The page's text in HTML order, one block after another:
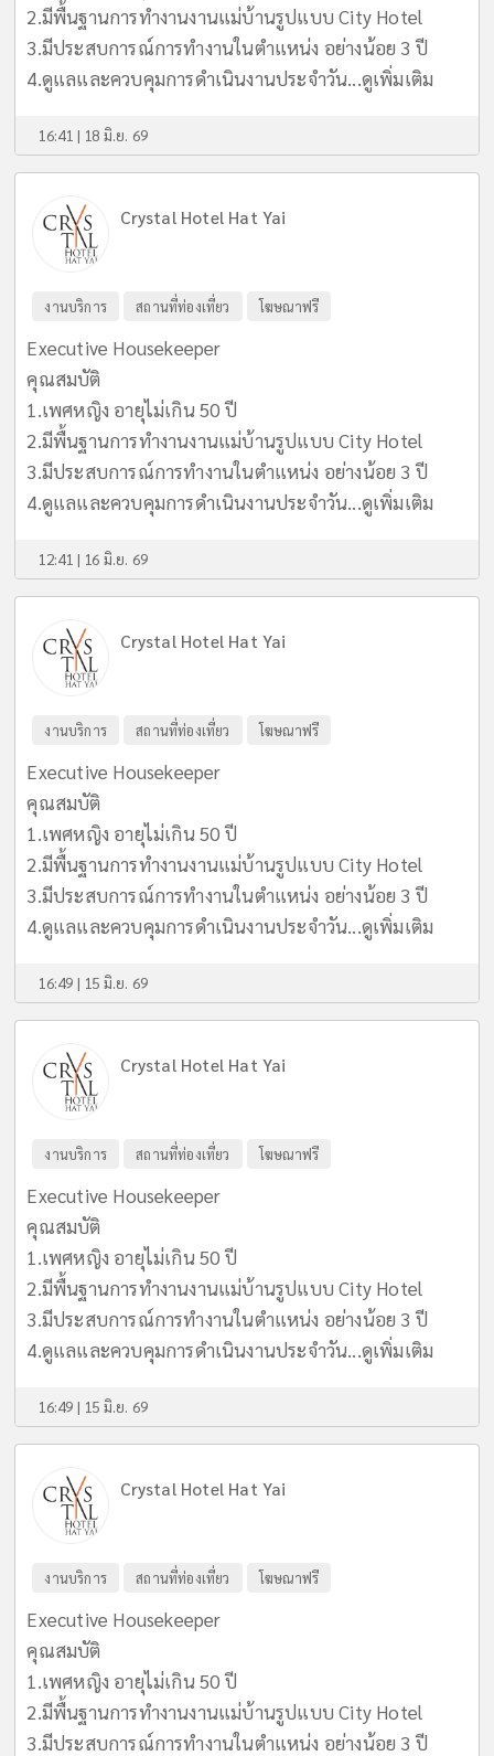
2.มีพื้นฐานการทำงานงานแม่บ้านรูปแบบ City Hotel
3.มีประสบการณ์การทำงานในตำแหน่ง อย่างน้อย 3 ปี
4.ดูแลและควบคุมการดำเนินงานประจำวัน...ดูเพิ่มเติม
16:41 | 18 มิ.ย. 69
Crystal Hotel Hat Yai
งานบริการ สถานที่ท่องเที่ยว โฆษณาฟรี
Executive Housekeeper
คุณสมบัติ
1.เพศหญิง อายุไม่เกิน 50 ปี
2.มีพื้นฐานการทำงานงานแม่บ้านรูปแบบ City Hotel
3.มีประสบการณ์การทำงานในตำแหน่ง อย่างน้อย 3 ปี
4.ดูแลและควบคุมการดำเนินงานประจำวัน...ดูเพิ่มเติม
12:41 | 16 มิ.ย. 69
Crystal Hotel Hat Yai
งานบริการ สถานที่ท่องเที่ยว โฆษณาฟรี
Executive Housekeeper
คุณสมบัติ
1.เพศหญิง อายุไม่เกิน 50 ปี
2.มีพื้นฐานการทำงานงานแม่บ้านรูปแบบ City Hotel
3.มีประสบการณ์การทำงานในตำแหน่ง อย่างน้อย 3 ปี
4.ดูแลและควบคุมการดำเนินงานประจำวัน...ดูเพิ่มเติม
16:49 | 15 มิ.ย. 69
Crystal Hotel Hat Yai
งานบริการ สถานที่ท่องเที่ยว โฆษณาฟรี
Executive Housekeeper
คุณสมบัติ
1.เพศหญิง อายุไม่เกิน 50 ปี
2.มีพื้นฐานการทำงานงานแม่บ้านรูปแบบ City Hotel
3.มีประสบการณ์การทำงานในตำแหน่ง อย่างน้อย 3 ปี
4.ดูแลและควบคุมการดำเนินงานประจำวัน...ดูเพิ่มเติม
16:49 | 15 มิ.ย. 69
Crystal Hotel Hat Yai
งานบริการ สถานที่ท่องเที่ยว โฆษณาฟรี
Executive Housekeeper
คุณสมบัติ
1.เพศหญิง อายุไม่เกิน 50 ปี
2.มีพื้นฐานการทำงานงานแม่บ้านรูปแบบ City Hotel
3.มีประสบการณ์การทำงานในตำแหน่ง อย่างน้อย 3 ปี